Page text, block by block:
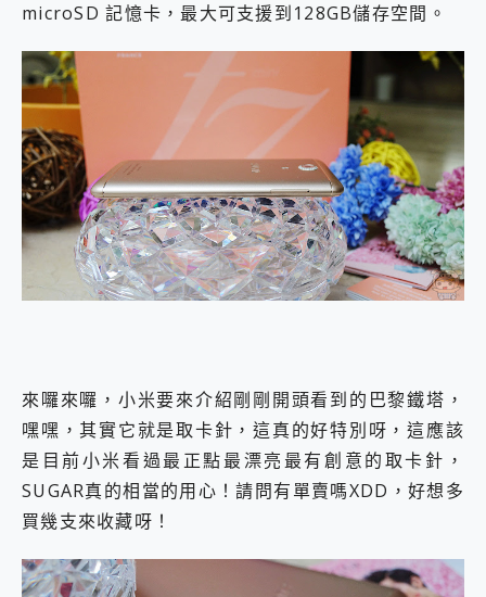
microSD 記憶卡，最大可支援到128GB儲存空間。
來囉來囉，小米要來介紹剛剛開頭看到的巴黎鐵塔，
嘿嘿，其實它就是取卡針，這真的好特別呀，這應該
是目前小米看過最正點最漂亮最有創意的取卡針，
SUGAR真的相當的用心！請問有單賣嗎XDD，好想多
買幾支來收藏呀！